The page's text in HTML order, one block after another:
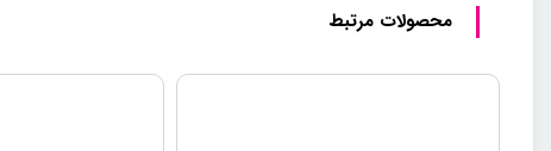
محصولات مرتبط